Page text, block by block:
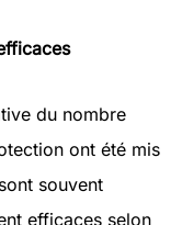
du nombre
ont été mis
souvent
efficaces selon